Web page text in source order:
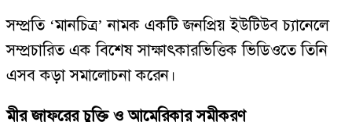
সম্প্রতি ‘মানচিত্র’ নামক একটি জনপ্রিয় ইউটিউব চ্যানেলে
সম্প্রচারিত এক বিশেষ সাক্ষাৎকারভিত্তিক ভিডিওতে তিনি
এসব কড়া সমালোচনা করেন।
মীর জাফরের চুক্তি ও আমেরিকার সমীকরণ